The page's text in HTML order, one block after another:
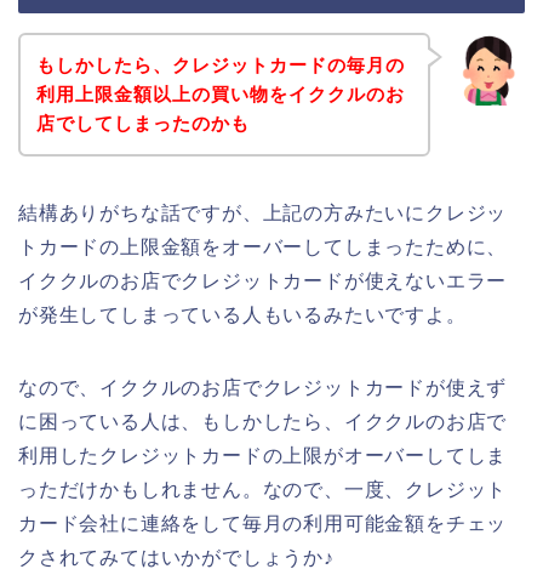
もしかしたら、クレジットカードの毎月の
利用上限金額以上の買い物をイククルのお
店でしてしまったのかも
結構ありがちな話ですが、上記の方みたいにクレジッ
トカードの上限金額をオーバーしてしまったために、
イククルのお店でクレジットカードが使えないエラー
が発生してしまっている人もいるみたいですよ。
なので、イククルのお店でクレジットカードが使えず
に困っている人は、もしかしたら、イククルのお店で
利用したクレジットカードの上限がオーバーしてしま
っただけかもしれません。なので、一度、クレジット
カード会社に連絡をして毎月の利用可能金額をチェッ
クされてみてはいかがでしょうか♪